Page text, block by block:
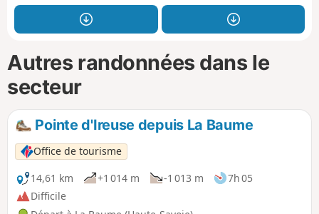
Autres randonnées dans le
secteur
Pointe d'Ireuse depuis La Baume
Office de tourisme
14,61 km
+1 014 m -1 013 m
7h 05
Difficile